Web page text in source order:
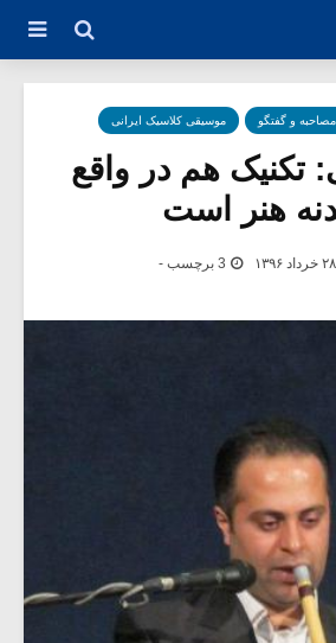
مصاحبه و گفتگو موسیقی کلاسیک ایرانی
تکنیک هم در واقع
هنر است
۲۸ خرداد ۱۳۹۶ 3 برچسب -